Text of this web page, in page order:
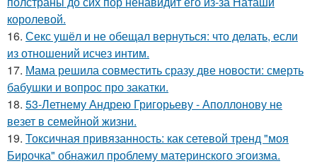
королевой.
16. Секс ушёл и не обещал вернуться: что делать, если
из отношений исчез интим.
17. Мама решила совместить сразу две новости: смерть
бабушки и вопрос про закатки.
18. 53-Летнему Андрею Григорьеву - Аполлонову не
везет в семейной жизни.
19. Токсичная привязанность: как сетевой тренд "моя
Бирочка" обнажил проблему материнского эгоизма.